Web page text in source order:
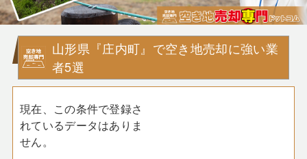
山形県『庄内町』で空き地売却に強い業
者5選
現在、この条件で登録さ
れているデータはありま
せん。